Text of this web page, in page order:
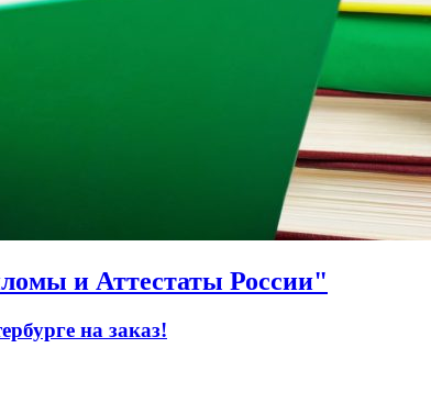
и Аттестаты России"
на заказ!